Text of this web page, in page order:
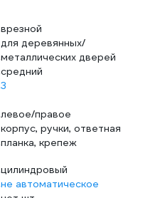
врезной
для деревянных/
металлических дверей
средний
3
левое/правое
корпус, ручки, ответная
планка, крепеж
цилиндровый
не автоматическое